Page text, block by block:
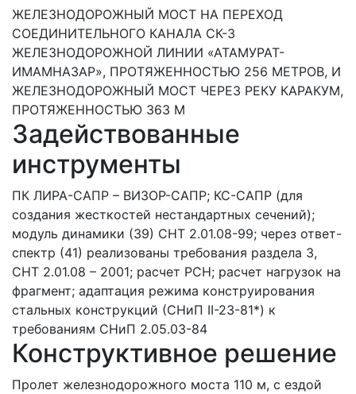
ЖЕЛЕЗНОДОРОЖНЫЙ МОСТ НА ПЕРЕХОД
СОЕДИНИТЕЛЬНОГО КАНАЛА СК-3
ЖЕЛЕЗНОДОРОЖНОЙ ЛИНИИ «АТАМУРАТ-
ИМАМНАЗАР», ПРОТЯЖЕННОСТЬЮ 256 МЕТРОВ, И
ЖЕЛЕЗНОДОРОЖНЫЙ МОСТ ЧЕРЕЗ РЕКУ КАРАКУМ,
ПРОТЯЖЕННОСТЬЮ 363 М
Задействованные
инструменты
ПК ЛИРА-САПР – ВИЗОР-САПР; КС-САПР (для
создания жесткостей нестандартных сечений);
модуль динамики (39) СНТ 2.01.08-99; через ответ-
спектр (41) реализованы требования раздела 3,
СНТ 2.01.08 – 2001; расчет РСН; расчет нагрузок на
фрагмент; адаптация режима конструирования
стальных конструкций (СНиП II-23-81*) к
требованиям СНиП 2.05.03-84
Конструктивное решение
Пролет железнодорожного моста 110 м, с ездой